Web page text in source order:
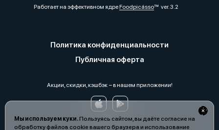
Мы используем куки.Пользуясь сайтом, вы даёте согласие на
обработку файлов cookie вашего браузера и использование
Работает на эффективном ядреFoodpicássover. 3.2
Политика конфиденциальности
Публичная оферта
Акции, скидки, кэшбэк − в нашем приложении!